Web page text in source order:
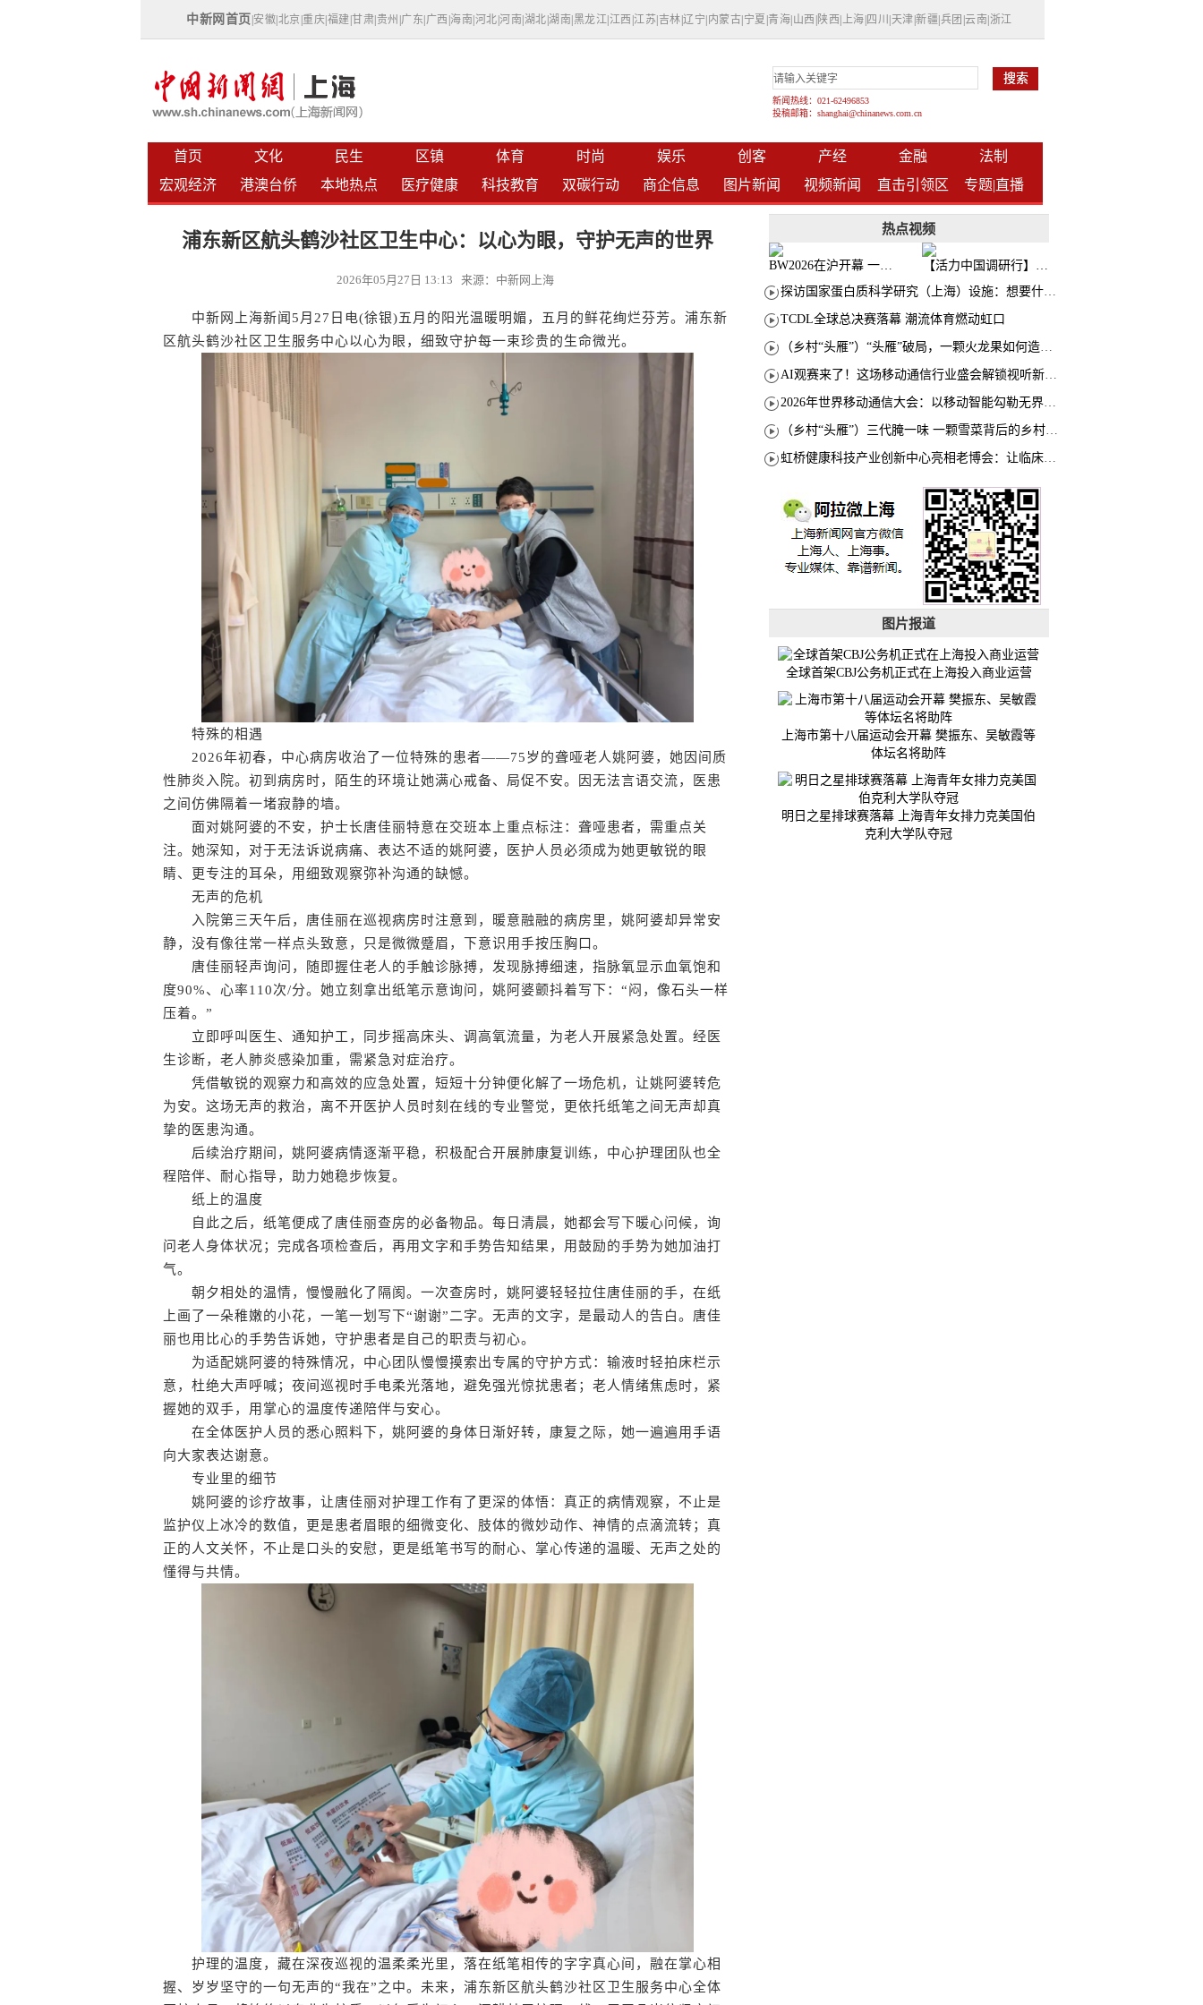
中新网首页 安徽 北京 |重庆 福建 |甘肃 贵州 广东 广西 海南 河北 |河南 湖北 |湖南 黑龙江 江西 江苏 吉林 |辽宁 内蒙古 宁夏 青海 山西 陕西 上海 四川 天津 |新疆 兵团 |云南 浙江
新闻热线：021-62496853
投稿邮箱：shanghai@chinanews.com.cn
首页 文化 民生 区镇 体育 时尚 娱乐 创客 产经 金融
法制
宏观经济
港澳台侨 本地热点 医疗健康 科技教育 双碳行动 商企信息 图片新闻 视频新闻 直击引领区 专题|直播
浦东新区航头鹤沙社区卫生中心：以心为眼，守护无声的世界
2026年05月27日 13:13 来源：中新网上海
中新网上海新闻5月27日电(徐银)五月的阳光温暖明媚，五月的鲜花绚烂芬芳。浦东新
区航头鹤沙社区卫生服务中心以心为眼，细致守护每一束珍贵的生命微光。
特殊的相遇
2026年初春，中心病房收治了一位特殊的患者——75岁的聋哑老人姚阿婆，她因间质
性肺炎入院。初到病房时，陌生的环境让她满心戒备、局促不安。因无法言语交流，医患
之间仿佛隔着一堵寂静的墙。
面对姚阿婆的不安，护士长唐佳丽特意在交班本上重点标注：聋哑患者，需重点关
注。她深知，对于无法诉说病痛、表达不适的姚阿婆，医护人员必须成为她更敏锐的眼
睛、更专注的耳朵，用细致观察弥补沟通的缺憾。
无声的危机
入院第三天午后，唐佳丽在巡视病房时注意到，暖意融融的病房里，姚阿婆却异常安
静，没有像往常一样点头致意，只是微微蹙眉，下意识用手按压胸口。
唐佳丽轻声询问，随即握住老人的手触诊脉搏，发现脉搏细速，指脉氧显示血氧饱和
度90%、心率110次/分。她立刻拿出纸笔示意询问，姚阿婆颤抖着写下：“闷，像石头一样
压着。”
立即呼叫医生、通知护工，同步摇高床头、调高氧流量，为老人开展紧急处置。经医
生诊断，老人肺炎感染加重，需紧急对症治疗。
凭借敏锐的观察力和高效的应急处置，短短十分钟便化解了一场危机，让姚阿婆转危
为安。这场无声的救治，离不开医护人员时刻在线的专业警觉，更依托纸笔之间无声却真
挚的医患沟通。
后续治疗期间，姚阿婆病情逐渐平稳，积极配合开展肺康复训练，中心护理团队也全
程陪伴、耐心指导，助力她稳步恢复。
纸上的温度
自此之后，纸笔便成了唐佳丽查房的必备物品。每日清晨，她都会写下暖心问候，询
问老人身体状况；完成各项检查后，再用文字和手势告知结果，用鼓励的手势为她加油打
气。
朝夕相处的温情，慢慢融化了隔阂。一次查房时，姚阿婆轻轻拉住唐佳丽的手，在纸
上画了一朵稚嫩的小花，一笔一划写下“谢谢”二字。无声的文字，是最动人的告白。唐佳
丽也用比心的手势告诉她，守护患者是自己的职责与初心。
为适配姚阿婆的特殊情况，中心团队慢慢摸索出专属的守护方式：输液时轻拍床栏示
意，杜绝大声呼喊；夜间巡视时手电柔光落地，避免强光惊扰患者；老人情绪焦虑时，紧
握她的双手，用掌心的温度传递陪伴与安心。
在全体医护人员的悉心照料下，姚阿婆的身体日渐好转，康复之际，她一遍遍用手语
向大家表达谢意。
专业里的细节
姚阿婆的诊疗故事，让唐佳丽对护理工作有了更深的体悟：真正的病情观察，不止是
监护仪上冰冷的数值，更是患者眉眼的细微变化、肢体的微妙动作、神情的点滴流转；真
正的人文关怀，不止是口头的安慰，更是纸笔书写的耐心、掌心传递的温暖、无声之处的
懂得与共情。
护理的温度，藏在深夜巡视的温柔柔光里，落在纸笔相传的字字真心间，融在掌心相
握、岁岁坚守的一句无声的“我在”之中。未来，浦东新区航头鹤沙社区卫生服务中心全体
热点视频
BW2026在沪开幕 一众次元品牌集中发布全新企划
【活力中国调研行】上海机器人研究院以技术标准撬动长三角智造协同
探访国家蛋白质科学研究（上海）设施：想要什么蛋白 AI直接设计合成
TCDL全球总决赛落幕 潮流体育燃动虹口
（乡村“头雁”）“头雁”破局，一颗火龙果如何造就沪上乡村特色产业化路径
AI观赛来了！这场移动通信行业盛会解锁视听新玩法
2026年世界移动通信大会：以移动智能勾勒无界普惠新愿景
（乡村“头雁”）三代腌一味 一颗雪菜背后的乡村致富经
虹桥健康科技产业创新中心亮相老博会：让临床“需求”定义银发经济新生态
图片报道
全球首架CBJ公务机正式在上海投入商业运营
上海市第十八届运动会开幕 樊振东、吴敏霞等
体坛名将助阵
明日之星排球赛落幕 上海青年女排力克美国伯
克利大学队夺冠